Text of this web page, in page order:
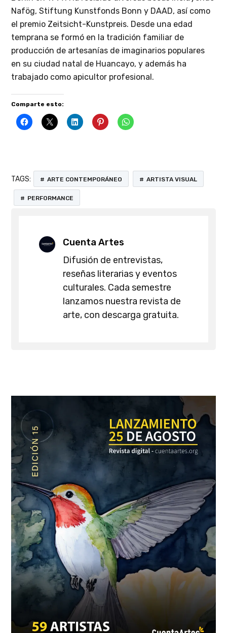
Nafög, Stiftung Kunstfonds Bonn y DAAD, así como
el premio Zeitsicht-Kunstpreis. Desde una edad
temprana se formó en la tradición familiar de
producción de artesanías de imaginarios populares
en su ciudad natal de Huancayo, y además ha
trabajado como apicultor profesional.
Comparte esto:
TAGS: ARTE CONTEMPORÁNEO ARTISTA VISUAL
PERFORMANCE
Cuenta Artes
Difusión de entrevistas,
reseñas literarias y eventos
culturales. Cada semestre
lanzamos nuestra revista de
arte, con descarga gratuita.